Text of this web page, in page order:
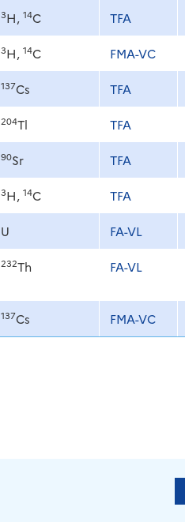
3H, 14C TFA
3H, 14C FMA-VC
137Cs TFA
204Tl TFA
90Sr TFA
3H, 14C TFA
U FA-VL
232Th FA-VL
137Cs FMA-VC